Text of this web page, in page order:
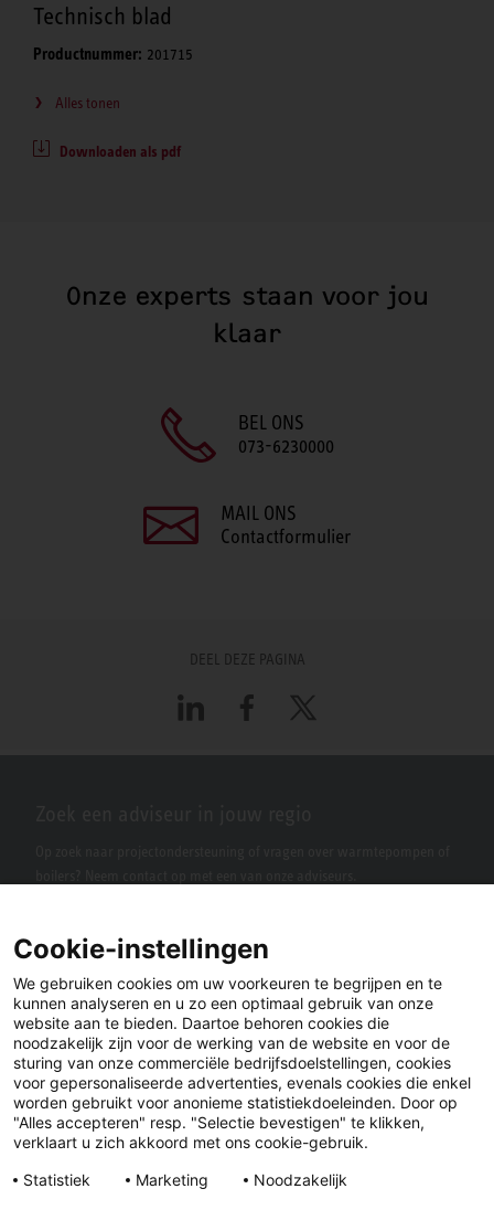
Technisch blad
Productnummer: 201715
Alles tonen
Downloaden als pdf
Onze experts staan voor jou
klaar
BEL ONS
073-6230000
MAIL ONS
Contactformulier
DEEL DEZE PAGINA
LinkedIn FacebookX
LinkedIn Facebook X
YouTube Instagram
Cookie-instellingen
We gebruiken cookies om uw voorkeuren te begrijpen en te
kunnen analyseren en u zo een optimaal gebruik van onze
website aan te bieden. Daartoe behoren cookies die
noodzakelijk zijn voor de werking van de website en voor de
sturing van onze commerciële bedrijfsdoelstellingen, cookies
voor gepersonaliseerde advertenties, evenals cookies die enkel
worden gebruikt voor anonieme statistiekdoeleinden. Door op
"Alles accepteren" resp. "Selectie bevestigen" te klikken,
verklaart u zich akkoord met ons cookie-gebruik.
Statistiek
Marketing
Noodzakelijk